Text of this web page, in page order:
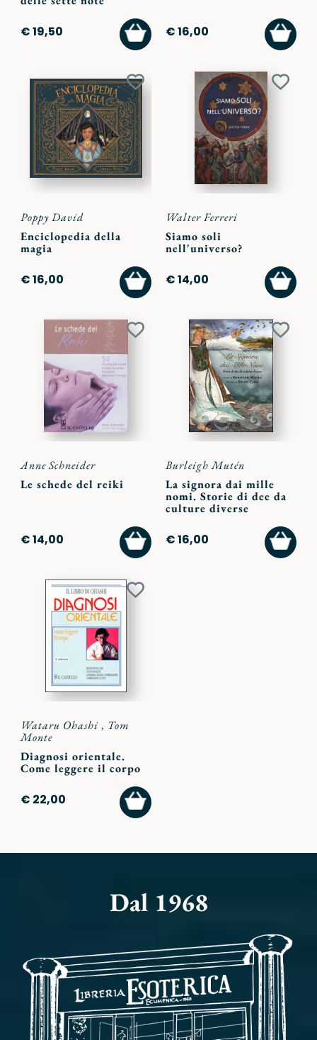
€ 19,50
AGGIUNGI
AL
CARRELLO
€ 16,00
AL
Aggiungi
ai
preferiti
Poppy David
Enciclopedia della
magia
€ 16,00
AGGIUNGI
AL
CARRELLO
Walter Ferreri
Siamo soli
nell'universo?
€ 14,00
AL
Aggiungi
Anne Schneider
Le schede del reiki
€ 14,00
AGGIUNGI
AL
CARRELLO
Burleigh Mutén
La signora dai mille
nomi. Storie di dee da
culture diverse
€ 16,00
AL
Aggiungi
Wataru Ohashi , Tom
Monte
Diagnosi orientale.
Come leggere il corpo
€ 22,00
AGGIUNGI
AL
CARRELLO
Dal 1968